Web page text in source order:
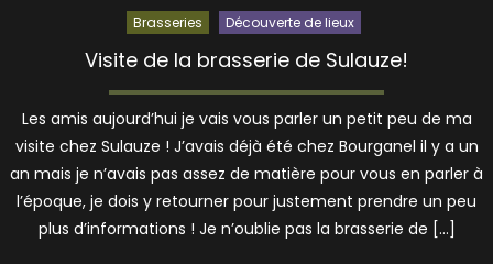
Brasseries Découverte de lieux
Visite de la brasserie de Sulauze!
Les amis aujourd’hui je vais vous parler un petit peu de ma
visite chez Sulauze ! J’avais déjà été chez Bourganel il y a un
an mais je n’avais pas assez de matière pour vous en parler à
l’époque, je dois y retourner pour justement prendre un peu
plus d’informations ! Je n’oublie pas la brasserie de […]